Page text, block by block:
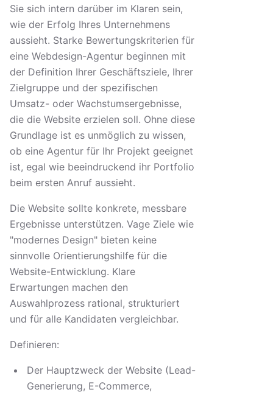
Sie sich intern darüber im Klaren sein,
wie der Erfolg Ihres Unternehmens
aussieht. Starke Bewertungskriterien für
eine Webdesign-Agentur beginnen mit
der Definition Ihrer Geschäftsziele, Ihrer
Zielgruppe und der spezifischen
Umsatz- oder Wachstumsergebnisse,
die die Website erzielen soll. Ohne diese
Grundlage ist es unmöglich zu wissen,
ob eine Agentur für Ihr Projekt geeignet
ist, egal wie beeindruckend ihr Portfolio
beim ersten Anruf aussieht.
Die Website sollte konkrete, messbare
Ergebnisse unterstützen. Vage Ziele wie
"modernes Design" bieten keine
sinnvolle Orientierungshilfe für die
Website-Entwicklung. Klare
Erwartungen machen den
Auswahlprozess rational, strukturiert
und für alle Kandidaten vergleichbar.
Definieren:
Der Hauptzweck der Website (Lead-
Generierung, E-Commerce,